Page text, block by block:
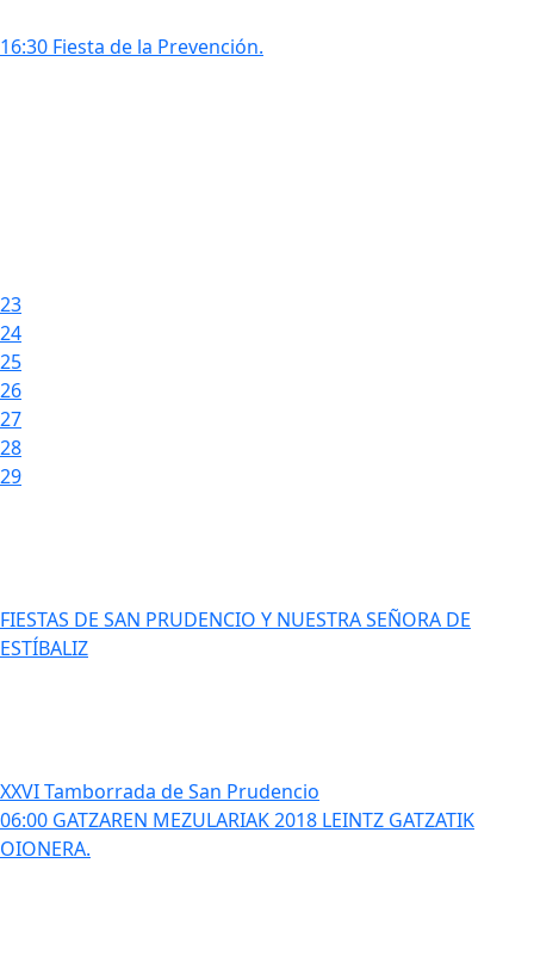
16:30 Fiesta de la Prevención.
23
24
25
26
27
28
29
FIESTAS DE SAN PRUDENCIO Y NUESTRA SEÑORA DE
ESTÍBALIZ
XXVI Tamborrada de San Prudencio
06:00 GATZAREN MEZULARIAK 2018 LEINTZ GATZATIK
OIONERA.